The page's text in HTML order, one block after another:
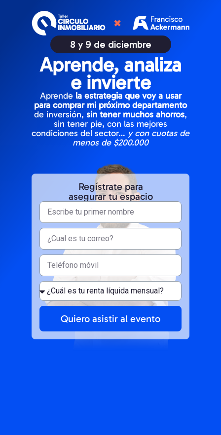
8 y 9 de diciembre
Aprende, analiza
e invierte
Aprendela estrategia que voy a usar
para comprar mi próximo departamento
de inversión, sin tener muchos ahorros,
sin tener pie, con las mejores
condiciones del sector… y con cuotas de
menos de $200.000
Regístrate para
asegurar tu espacio
Quiero asistir al evento